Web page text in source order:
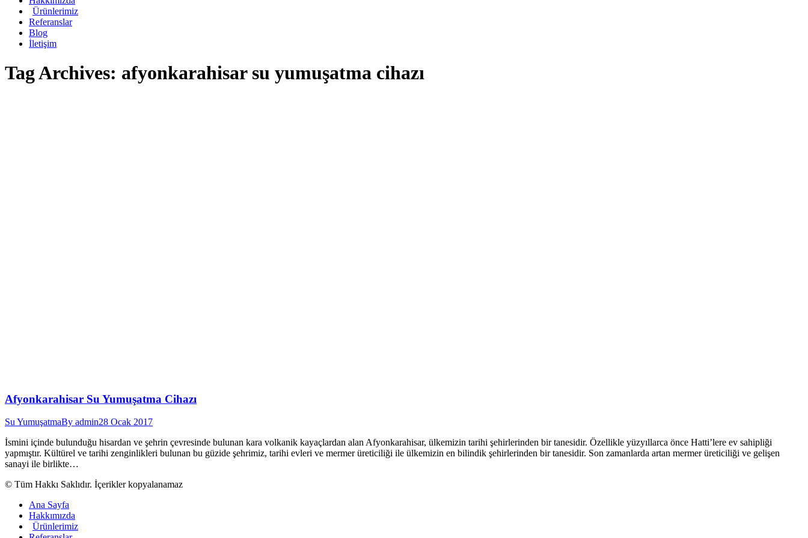
Ürünlerimiz
Referanslar
Blog
İletişim
Tag Archives: afyonkarahisar su yumuşatma cihazı
Afyonkarahisar Su Yumuşatma Cihazı
Su YumuşatmaBy admin28 Ocak 2017
İsmini içinde bulunduğu hisardan ve şehrin çevresinde bulunan kara volkanik kayaçlardan alan Afyonkarahisar, ülkemizin tarihi şehirlerinden bir tanesidir. Özellikle yüzyıllarca önce Hatti’lere ev sahipliği
yapmıştır. Kültürel ve tarihi zenginlikleri bulunan bu güzide şehrimiz, tarihi evleri ve mermer üreticiliği ile ülkemizin en bilindik şehirlerinden bir tanesidir. Son zamanlarda artan mermer üreticiliği ve gelişen
sanayi ile birlikte…
© Tüm Hakkı Saklıdır. İçerikler kopyalanamaz
Ana Sayfa
Hakkımızda
Ürünlerimiz